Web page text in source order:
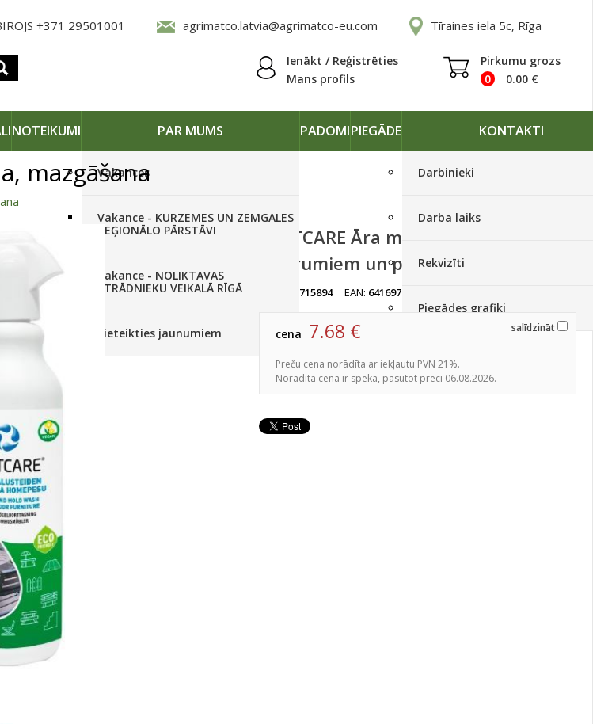
+371 29501001 agrimatco.latvia@agrimatco-eu.com Tīraines iela 5c, Rīga
Ienākt / Reģistrēties
Mans profils
Pirkumu grozs
0
0.00 €
NOTEIKUMI PAR MUMS
Vakances
Vakance - KURZEMES UN ZEMGALES
REĢIONĀLO PĀRSTĀVI
Vakance - NOLIKTAVAS
STRĀDNIEKU VEIKALĀ RĪGĀ
Pieteikties jaunumiem
PADOMIPIEGĀDE KONTAKTI
Darbinieki
Darba laiks
Rekvizīti
Piegādes grafiki
mazgāšana
SOFTCARE Āra mēbeļu attīrīšanai no
netīrumiem un pelējuma 0.5L
715894 EAN: 6416977715894
salīdzināt
cena 7.68 €
Preču cena norādīta ar iekļautu PVN 21%.
Norādītā cena ir spēkā, pasūtot preci 06.08.2026.